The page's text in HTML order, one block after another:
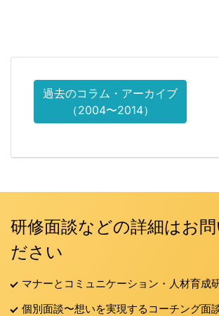
過去のコラム・アーカイブ
（2004〜2014）
研修面談などの詳細はお問
ださい
マナーとコミュニケーション・人材育成
個別面談〜想いを実現するコーチング面